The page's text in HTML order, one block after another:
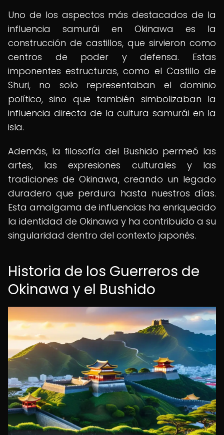
Uno de los aspectos más destacados de la
influencia samurái en Okinawa es la
construcción de castillos, que sirvieron como
centros de poder y defensa. Estas
imponentes estructuras, como el Castillo de
Shuri, no solo representaban el dominio
político, sino que también simbolizaban la
influencia directa de la cultura samurái en la
isla.
Además, la filosofía del Bushido permeó las
artes, las expresiones culturales y las
tradiciones de Okinawa, creando un legado
duradero que perdura hasta nuestros días.
Esta amalgama de influencias ha enriquecido
la identidad de Okinawa y ha contribuido a su
singularidad dentro del contexto japonés.
Historia de los Guerreros de
Okinawa y el Bushido